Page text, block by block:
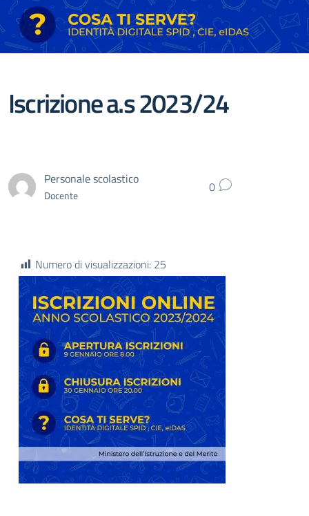
Iscrizione a.s 2023/24
Personale scolastico
Docente 0
Numero di visualizzazioni: 25